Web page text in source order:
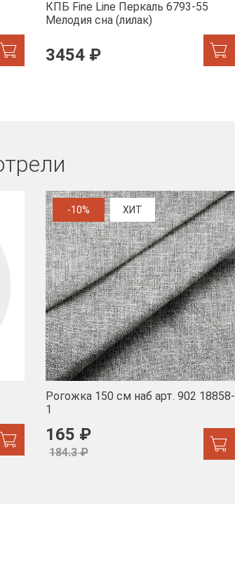
КПБ Fine Line Перкаль 6793-55
Мелодия сна (лилак)
3454 ₽
-10% ХИТ
Рогожка 150 см наб арт. 902 18858-
1
165 ₽
184.3 ₽